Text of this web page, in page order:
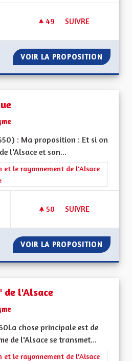
49 49 ABONNÉS
SUIVRE
VOIR LA PROPOSITION
: Ma proposition : Et si on
l'Alsace et son...
catégorie : La Culture, l'Education et
et le rayonnement de l'Alsace
50 50 ABONNÉS
SUIVRE
VOIR LA PROPOSITION
de l'Alsace
chose principale est de
de l'Alsace se transmet...
catégorie : La Culture, l'Education et
et le rayonnement de l'Alsace